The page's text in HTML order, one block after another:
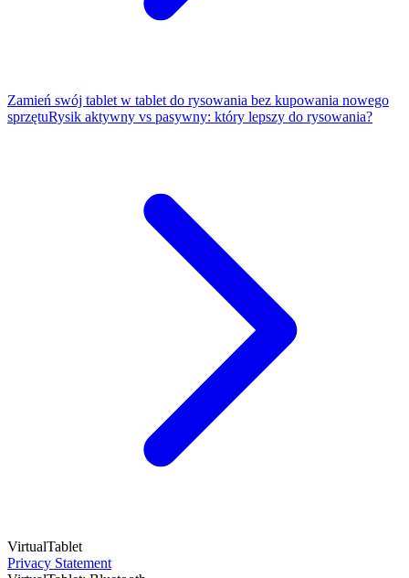
Zamień swój tablet w tablet do rysowania bez kupowania nowego
sprzętuRysik aktywny vs pasywny: który lepszy do rysowania?
VirtualTablet
Privacy Statement